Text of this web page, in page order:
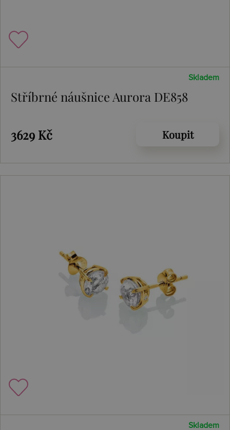
Skladem
Stříbrné náušnice Aurora DE858
3629 Kč Koupit
Skladem